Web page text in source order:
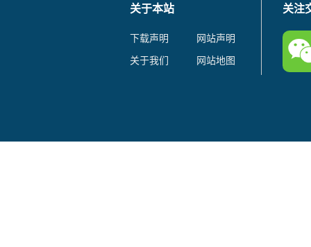
关于本站
下载声明
网站声明
关于我们
网站地图
关注